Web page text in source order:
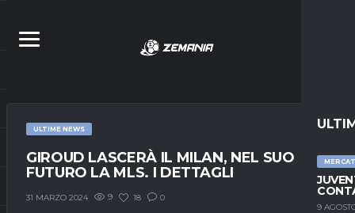
9
ULTIME NEWS
GIROUD LASCERÀ IL MILAN, NEL SUO
FUTURO LA MLS. I DETTAGLI
31 MARZO 2024 9 18 0